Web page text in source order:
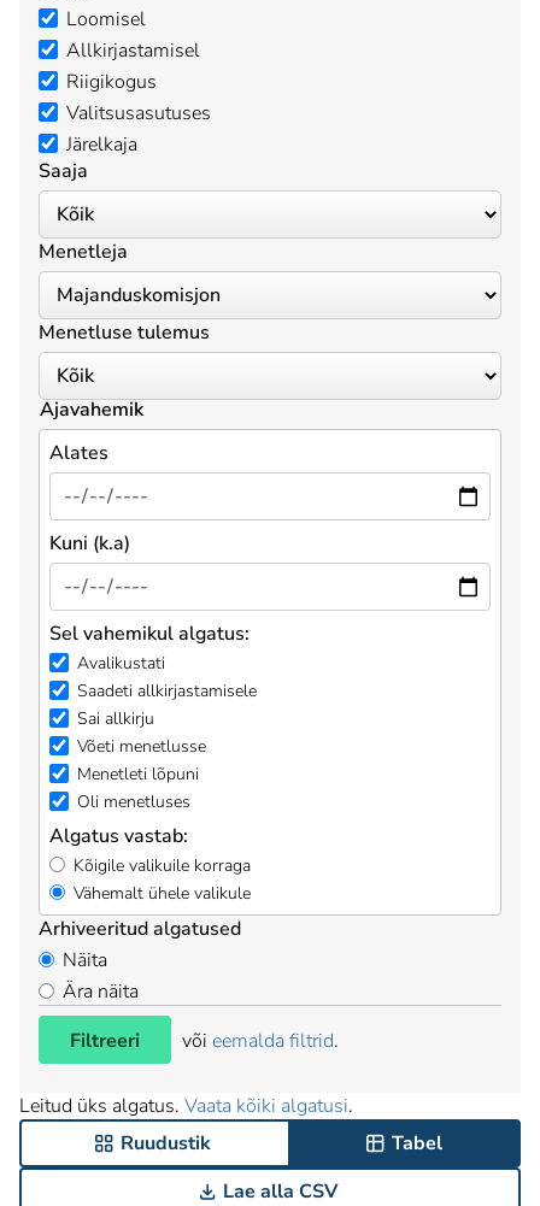
Loomisel
Allkirjastamisel
Riigikogus
Valitsusasutuses
Järelkaja
Saaja
Menetleja
Menetluse tulemus
Ajavahemik
Alates
Kuni (k.a)
Sel vahemikul algatus:
Avalikustati
Saadeti allkirjastamisele
Sai allkirju
Võeti menetlusse
Menetleti lõpuni
Oli menetluses
Algatus vastab:
Kõigile valikuile korraga
Vähemalt ühele valikule
Arhiveeritud algatused
Näita
Ära näita
Filtreeri
või eemalda filtrid.
Leitud üks algatus. Vaata kõiki algatusi.
Ruudustik
Tabel
Lae alla CSV